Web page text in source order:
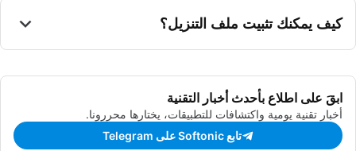
كيف يمكنك تثبيت ملف التنزيل؟
ابقَ على اطلاع بأحدث أخبار التقنية
أخبار تقنية يومية واكتشافات للتطبيقات، يختارها محررونا.
تابع Softonic على Telegram